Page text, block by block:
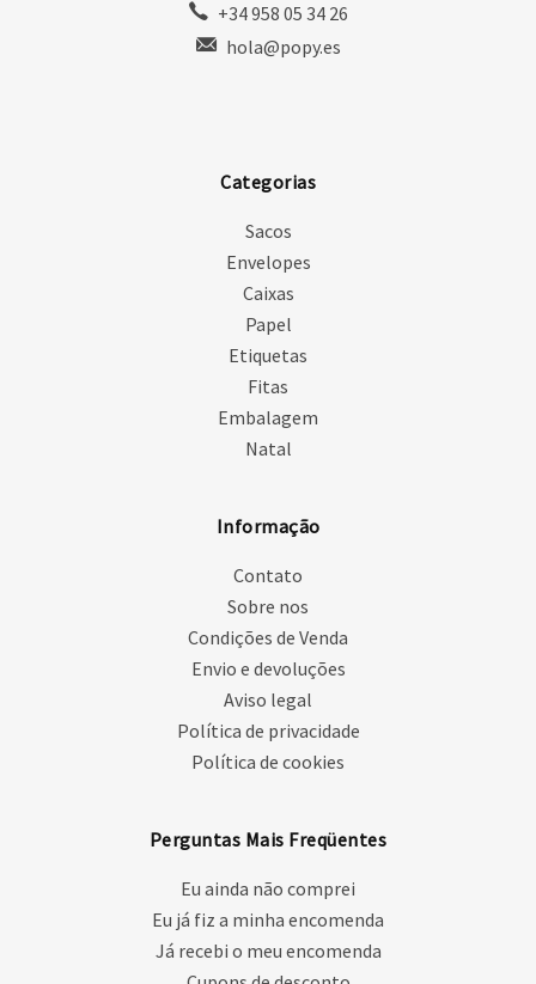
+34 958 05 34 26
hola@popy.es
Categorias
Sacos
Envelopes
Caixas
Papel
Etiquetas
Fitas
Embalagem
Natal
Informação
Contato
Sobre nos
Condições de Venda
Envio e devoluções
Aviso legal
Política de privacidade
Política de cookies
Perguntas Mais Freqüentes
Eu ainda não comprei
Eu já fiz a minha encomenda
Já recebi o meu encomenda